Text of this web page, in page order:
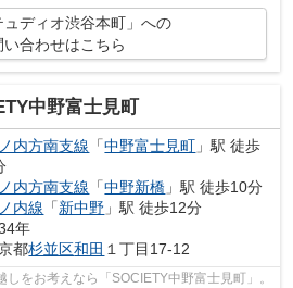
ュディオ渋谷本町」への
い合わせはこちら
中野富士見町
内方南支線 「中野富士見町 」駅 徒歩
内方南支線 「中野新橋 」駅 徒歩10分
内線 「新中野 」駅 徒歩12分
年
都杉並区和田 １丁目17-12
をお考えなら「SOCIETY中野富士見町」。